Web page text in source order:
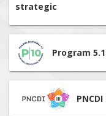
strategic
Program
PNCDI